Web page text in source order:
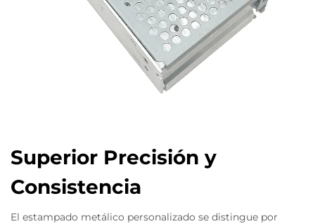
Superior Precisión y
Consistencia
El estampado metálico personalizado se distingue por